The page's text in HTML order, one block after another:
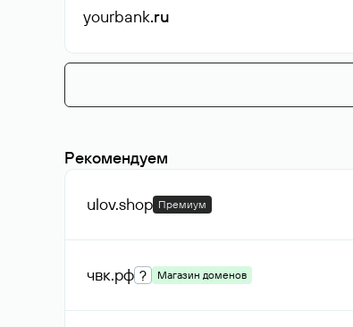
yourbank.ru
Рекомендуем
ulov.shop Премиум
чвк.рф ? Магазин доменов